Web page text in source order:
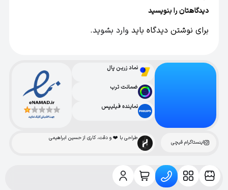
دیدگاهتان را بنویسید
برای نوشتن دیدگاه باید وارد بشوید.
نماد زرین پال
ضمانت ترب
نماینده فیلیپس
اینستاگرام قیچی
طراحی با ❤️ و دقت، کاری از حسین ابراهیمی